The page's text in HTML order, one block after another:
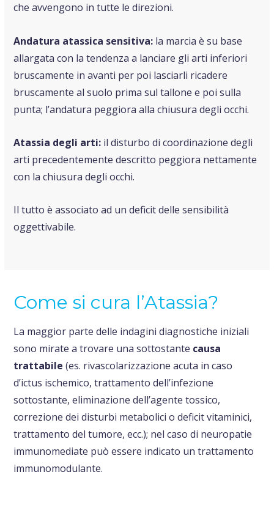
che avvengono in tutte le direzioni.
Andatura atassica sensitiva: la marcia è su base
allargata con la tendenza a lanciare gli arti inferiori
bruscamente in avanti per poi lasciarli ricadere
bruscamente al suolo prima sul tallone e poi sulla
punta; l’andatura peggiora alla chiusura degli occhi.
Atassia degli arti: il disturbo di coordinazione degli
arti precedentemente descritto peggiora nettamente
con la chiusura degli occhi.
Il tutto è associato ad un deficit delle sensibilità
oggettivabile.
Come si cura l’Atassia?
La maggior parte delle indagini diagnostiche iniziali
sono mirate a trovare una sottostante causa
trattabile (es. rivascolarizzazione acuta in caso
d’ictus ischemico, trattamento dell’infezione
sottostante, eliminazione dell’agente tossico,
correzione dei disturbi metabolici o deficit vitaminici,
trattamento del tumore, ecc.); nel caso di neuropatie
immunomediate può essere indicato un trattamento
immunomodulante.